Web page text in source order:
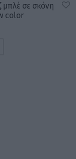
μπλέ σε σκόνη
color